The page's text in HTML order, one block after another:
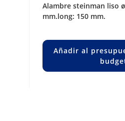
alambre steinman liso ø 4 mm. long. 150
mm.long: 150 mm.
Añadir al